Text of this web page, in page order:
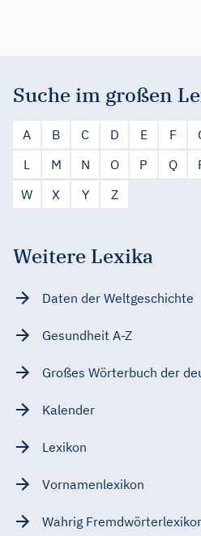
Suche im großen
A B C D E F
L
M N O P Q
W
X Y Z
Weitere Lexika
Daten der Weltgeschichte
Gesundheit A-Z
Großes Wörterbuch der
Kalender
Lexikon
Vornamenlexikon
Wahrig